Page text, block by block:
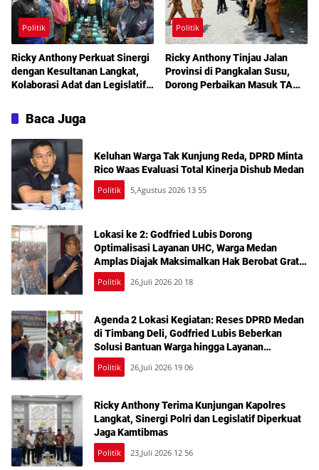
Politik
Ricky Anthony Perkuat Sinergi
dengan Kesultanan Langkat,
Kolaborasi Adat dan Legislatif
Politik
Ricky Anthony Tinjau Jalan
Provinsi di Pangkalan Susu,
Dorong Perbaikan Masuk TA
Baca Juga
Keluhan Warga Tak Kunjung Reda, DPRD Minta
Rico Waas Evaluasi Total Kinerja Dishub Medan
Politik 5,Agustus 2026 13 55
Lokasi ke 2: Godfried Lubis Dorong
Optimalisasi Layanan UHC, Warga Medan
Amplas Diajak Maksimalkan Hak Berobat Gratis
Bermodal KTP
Politik 26,Juli 2026 20 18
Agenda 2 Lokasi Kegiatan: Reses DPRD Medan
di Timbang Deli, Godfried Lubis Beberkan
Solusi Bantuan Warga hingga Layanan
Kesehatan Gratis
Politik 26,Juli 2026 19 06
Ricky Anthony Terima Kunjungan Kapolres
Langkat, Sinergi Polri dan Legislatif Diperkuat
Jaga Kamtibmas
Politik 23,Juli 2026 12 56